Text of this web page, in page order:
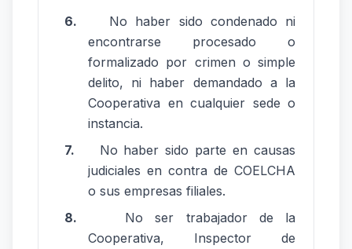
6. No haber sido condenado ni
encontrarse procesado o
formalizado por crimen o simple
delito, ni haber demandado a la
Cooperativa en cualquier sede o
instancia.
7. No haber sido parte en causas
judiciales en contra de COELCHA
o sus empresas filiales.
8. No ser trabajador de la
Cooperativa, Inspector de